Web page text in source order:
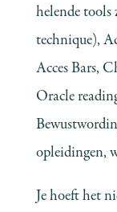
helende
technique),
Acces Bars,
Oracle
opleidingen,
Je hoeft het